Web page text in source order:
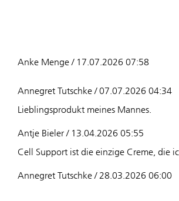
Anke Menge / 17.07.2026 07:58
Annegret Tutschke / 07.07.2026 04:34
Lieblingsprodukt meines Mannes.
Antje Bieler / 13.04.2026 05:55
Cell Support ist die einzige Creme, die
Annegret Tutschke / 28.03.2026 06:00